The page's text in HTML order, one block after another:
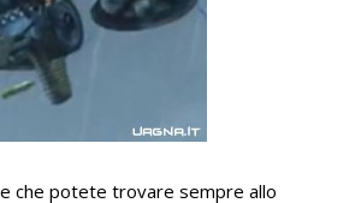
che potete trovare sempre allo